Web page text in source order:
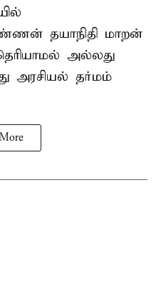
தயாநிதி மாறன்
அல்லது
அரசியல் தர்மம்